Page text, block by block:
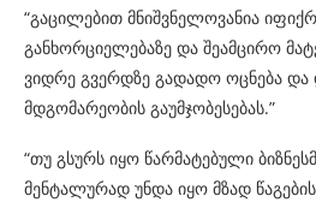
“გაცილებით მნიშვნელოვანია
განხორციელებაზე და შეამცირო
ვიდრე გვერდზე გადადო ოცნება
მდგომარეობის გაუმჯობესებას.”
“თუ გსურს იყო წარმატებული
მენტალურად უნდა იყო მზად